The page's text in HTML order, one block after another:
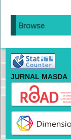
Browse
JURNAL MASDA